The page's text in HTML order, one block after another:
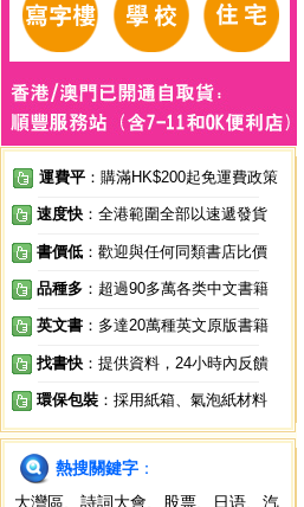
運費平 ：購滿HK$200起免運費政策
速度快 ：全港範圍全部以速遞發貨
書價低 ：歡迎與任何同類書店比價
品種多 ：超過90多萬各类中文書籍
英文書 ：多達20萬種英文原版書籍
找書快 ：提供資料，24小時內反饋
環保包裝 ：採用紙箱、氣泡紙材料
熱搜關鍵字 ：
大灣區
詩詞大會 股票 日语
汽